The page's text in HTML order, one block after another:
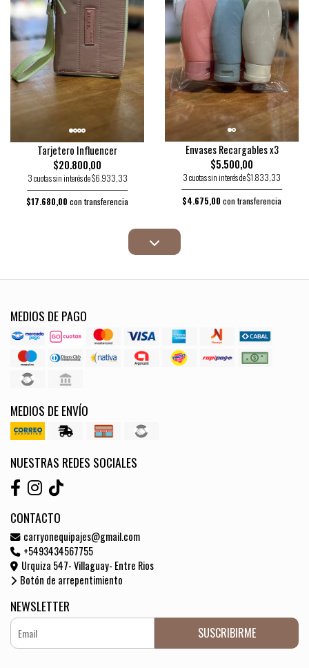
Tarjetero Influencer
$20.800,00
3 cuotas sin interés de $6.933,33
$17.680,00 con transferencia
Envases Recargables x3
$5.500,00
3 cuotas sin interés de $1.833,33
$4.675,00 con transferencia
MEDIOS DE PAGO
MEDIOS DE ENVÍO
NUESTRAS REDES SOCIALES
CONTACTO
carryonequipajes@gmail.com
+5493434567755
Urquiza 547- Villaguay- Entre Rios
Botón de arrepentimiento
NEWSLETTER
SUSCRIBIRME